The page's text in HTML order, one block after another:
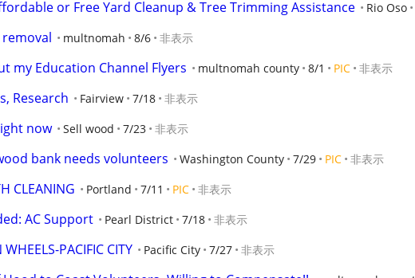
or Free Yard Cleanup & Tree Trimming Assistance Rio Oso
multnomah 8/6 非表示
my Education Channel Flyers multnomah county 8/1 PIC 非表示
Research Fairview 7/18 非表示
now Sell wood 7/23 非表示
bank needs volunteers Washington County 7/29 PIC 非表示
CLEANING Portland 7/11 PIC 非表示
AC Support Pearl District 7/18 非表示
PACIFIC CITY Pacific City 7/27 非表示